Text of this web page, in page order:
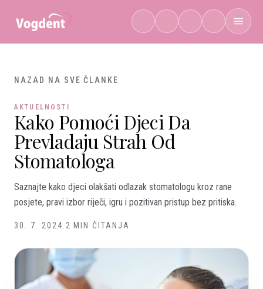
NAZAD NA SVE ČLANKE
AKTUELNOSTI
Kako Pomoći Djeci Da
Prevladaju Strah Od
Stomatologa
Saznajte kako djeci olakšati odlazak stomatologu kroz rane
posjete, pravi izbor riječi, igru i pozitivan pristup bez pritiska.
30. 7. 2024. 2 MIN ČITANJA